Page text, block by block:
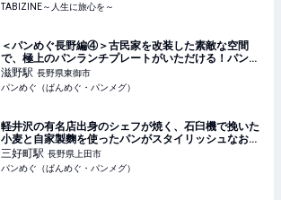
TABIZINE～人生に旅心を～
＜パンめぐ長野編④＞古民家を改装した素敵な空間
で、極上のパンランチプレートがいただける！パンも
お料理も記憶に残るお店【ターブルヒュッテ】（長野
県・東御市）
滋野駅 長野県東御市
パンめぐ（ぱんめぐ・パンメグ）
軽井沢の有名店出身のシェフが焼く、石臼機で挽いた
小麦と自家製麴を使ったパンがスタイリッシュなお店
に並ぶ【elnice(エルニス)】（長野県・上田市）
三好町駅 長野県上田市
パンめぐ（ぱんめぐ・パンメグ）